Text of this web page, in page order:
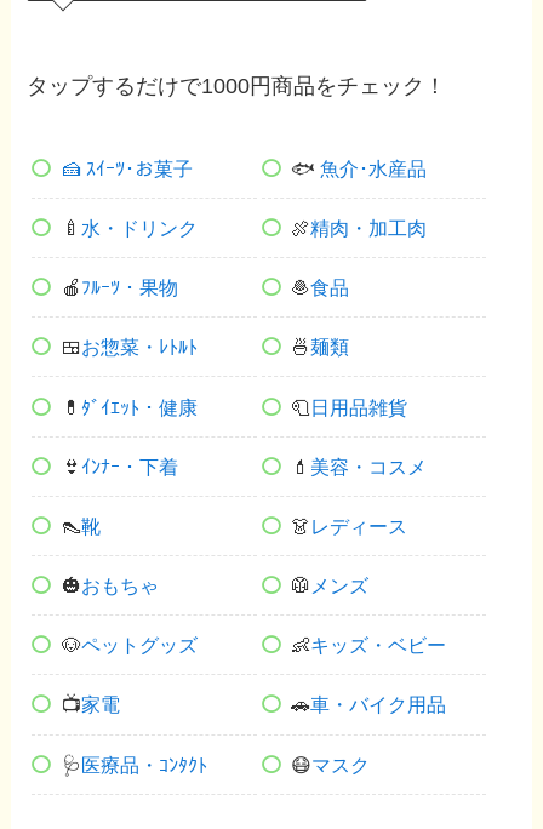
タップするだけで1000円商品をチェック！
🍰 ｽｲｰﾂ･お菓子
🍼 水・ドリンク
🍎 ﾌﾙｰﾂ・果物
🍱お惣菜・ﾚﾄﾙﾄ
💊 ﾀﾞｲｴｯﾄ・健康
👙 ｲﾝﾅｰ・下着
👠靴
🎃おもちゃ
🐶ペットグッズ
📺家電
🩺医療品・ｺﾝﾀｸﾄ
🐟魚介･水産品
🍖精肉・加工肉
🧆食品
🍜麺類
🧻 日用品雑貨
💄 美容・コスメ
👗 レディース
🥼 メンズ
👶キッズ・ベビー
🚗車・バイク用品
😷マスク